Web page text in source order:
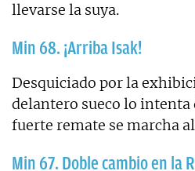
llevarse la suya.
Min 68. ¡Arriba Isak!
Desquiciado por la
delantero sueco lo intenta
fuerte remate se marcha
Min 67. Doble cambio en la